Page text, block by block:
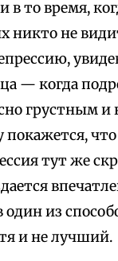
в то время,
никто не
— когда
грустным и
покажется,
тут же
один из
и не лучший.